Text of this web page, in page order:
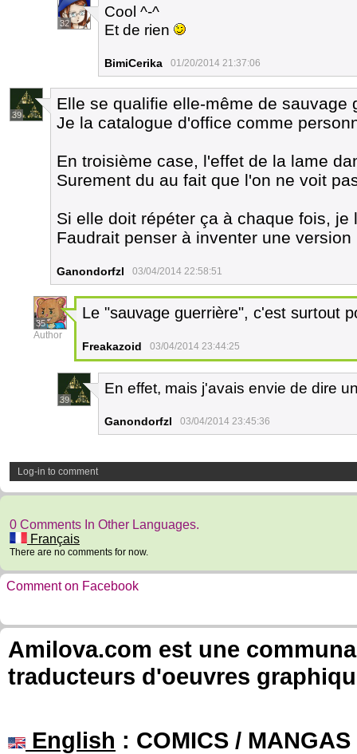
32
Cool ^-^
Et de rien
BimiCerika 01/20/2014 21:37:06
39
Elle se qualifie elle-même de sauvage
Je la catalogue d'office comme
En troisième case, l'effet de la lame
Surement du au fait que l'on ne voit
Si elle doit répéter ça à chaque fois,
Faudrait penser à inventer une
Ganondorfzl 03/04/2014 22:58:51
35
Author
Le "sauvage guerrière", c'est surtout
Freakazoid 03/04/2014 23:44:25
39
En effet, mais j'avais envie de dire
Ganondorfzl 03/04/2014 23:45:36
Log-in to comment
0 Comments In Other Languages.
Français
There are no comments for now.
Comment on Facebook
Amilova.com est une
traducteurs d'oeuvres
English : COMICS /